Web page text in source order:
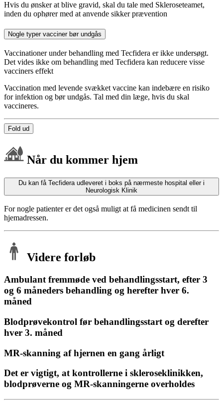
Hvis du ønsker at blive gravid, skal du tale med Skleroseteamet,
inden du ophører med at anvende sikker prævention
Nogle typer vacciner bør undgås
Vaccinationer under behandling med Tecfidera er ikke undersøgt.
Det vides ikke om behandling med Tecfidera kan reducere visse
vacciners effekt
Vaccination med levende svækket vaccine kan indebære en risiko
for infektion og bør undgås. Tal med din læge, hvis du skal
vaccineres.
Fold ud
Når du kommer hjem
Du kan få Tecfidera udleveret i boks på nærmeste hospital eller i
Neurologisk Klinik
For nogle patienter er det også muligt at få medicinen sendt til
hjemadressen.
Videre forløb
Ambulant fremmøde ved behandlingsstart, efter 3
og 6 måneders behandling og herefter hver 6.
måned
Blodprøvekontrol før behandlingsstart og derefter
hver 3. måned
MR-skanning af hjernen en gang årligt
Det er vigtigt, at kontrollerne i skleroseklinikken,
blodprøverne og MR-skanningerne overholdes